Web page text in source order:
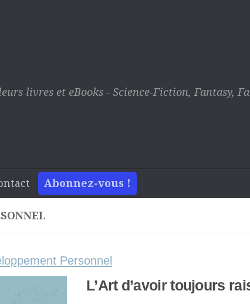
livres et eBooks - Science-Fiction, Fantasy,
Abonnez-vous !
Personnel
L’Art d’avoir toujours